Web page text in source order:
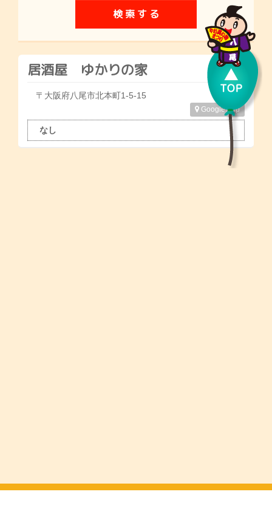
居酒屋 ゆかりの家
〒大阪府八尾市北本町1-5-15
GoogleMap
なし